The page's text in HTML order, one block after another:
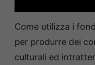
Come utilizza i
per produrre dei
culturali ed